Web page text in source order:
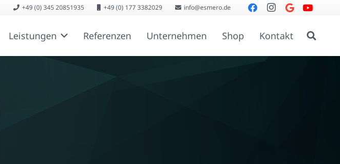
+49 (0) 345 20851935 +49 (0) 177 3382029 info@esmero.de
Leistungen Referenzen Unternehmen Shop Kontakt